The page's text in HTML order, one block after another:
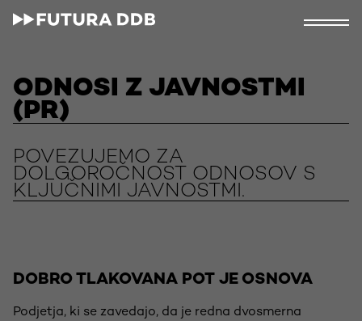
ODNOSI Z JAVNOSTMI
(PR)
POVEZUJEMO ZA
DOLGOROČNOST ODNOSOV S
KLJUČNIMI JAVNOSTMI.
DOBRO TLAKOVANA POT JE OSNOVA
Podjetja, ki se zavedajo, da je redna dvosmerna